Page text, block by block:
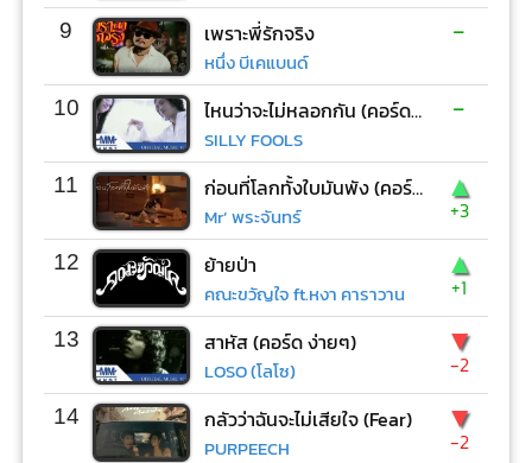
9 เพราะพี่รักจริง
หนึ่ง บีเคแบนด์
-
10 ไหนว่าจะไม่หลอกกัน (คอร์ด ง่ายๆ)
SILLY FOOLS
-
11 ก่อนที่โลกทั้งใบมันพัง (คอร์ด ง่ายๆ)
Mr’ พระจันทร์
▲
+3
12 ย้ายป่า
คณะขวัญใจ ft.หงา คาราวาน
▲
+1
13 สาหัส (คอร์ด ง่ายๆ)
LOSO (โลโซ)
▼
-2
14 กลัวว่าฉันจะไม่เสียใจ (Fear)
PURPEECH
▼
-2